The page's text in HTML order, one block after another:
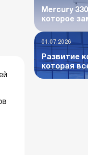
Mercury
которое
01.07.2026
Развитие
которая